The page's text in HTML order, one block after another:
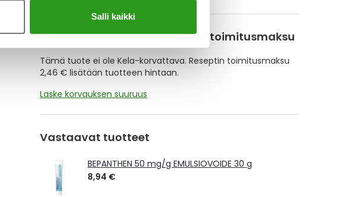
Salli kaikki
Kela-korvattavuus ja reseptin toimitusmaksu
Tämä tuote ei ole Kela-korvattava. Reseptin toimitusmaksu
2,46 € lisätään tuotteen hintaan.
Laske korvauksen suuruus
Vastaavat tuotteet
BEPANTHEN 50 mg/g EMULSIOVOIDE 30 g
8,94 €